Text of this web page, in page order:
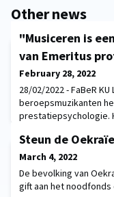
Other news
"Musiceren is
van Emeritus
February 28, 2022
28/02/2022 - FaBeR
beroepsmuzikanten
prestatiepsychologie.
topsport reikt Bert De
sportpsychologie die
om hun zelfkennis te
Steun de
March 4, 2022
De bevolking van
gift aan het noodfonds